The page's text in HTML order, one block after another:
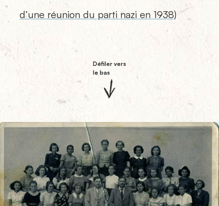
d’une réunion du parti nazi en 1938)
Défiler vers
le bas